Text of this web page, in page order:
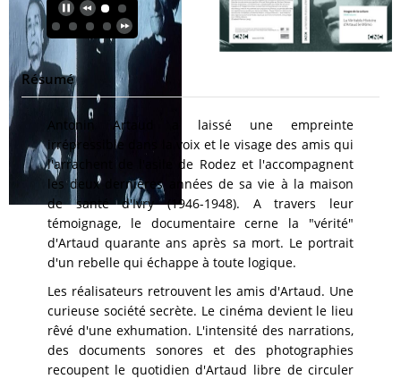
Résumé
Antonin Artaud a laissé une empreinte
irrépressible dans la voix et le visage des amis qui
l'arrachent de l'asile de Rodez et l'accompagnent
les deux dernières années de sa vie à la maison
de santé d'Ivry (1946-1948). A travers leur
témoignage, le documentaire cerne la "vérité"
d'Artaud quarante ans après sa mort. Le portrait
d'un rebelle qui échappe à toute logique.
Les réalisateurs retrouvent les amis d'Artaud. Une
curieuse société secrète. Le cinéma devient le lieu
rêvé d'une exhumation. L'intensité des narrations,
des documents sonores et des photographies
recoupent le quotidien d'Artaud libre de circuler